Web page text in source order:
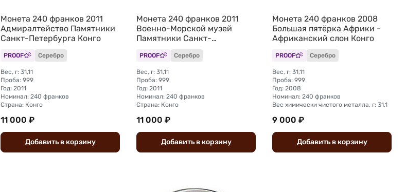
Монета 240 франков 2011
Адмиралтейство Памятники
Санкт-Петербурга Конго
PROOF Серебро
Вес, г: 31,11
Проба: 999
Год: 2011
Номинал: 240 франков
Страна: Конго
11 000 ₽
Добавить вкорзину
Монета 240 франков 2011
Военно-Морской музей
Памятники Санкт-
Петербурга Конго
PROOF Серебро
Вес, г: 31,11
Проба: 999
Год: 2011
Номинал: 240 франков
Страна: Конго
11 000 ₽
Добавить вкорзину
Монета 240 франков 2008
Большая пятёрка Африки -
Африканский слон Конго
PROOF Серебро
Вес, г: 31,11
Проба: 999
Год: 2008
Номинал: 240 франков
Вес химически чистого металла, г: 31,1
9 000 ₽
Добавить вкорзину